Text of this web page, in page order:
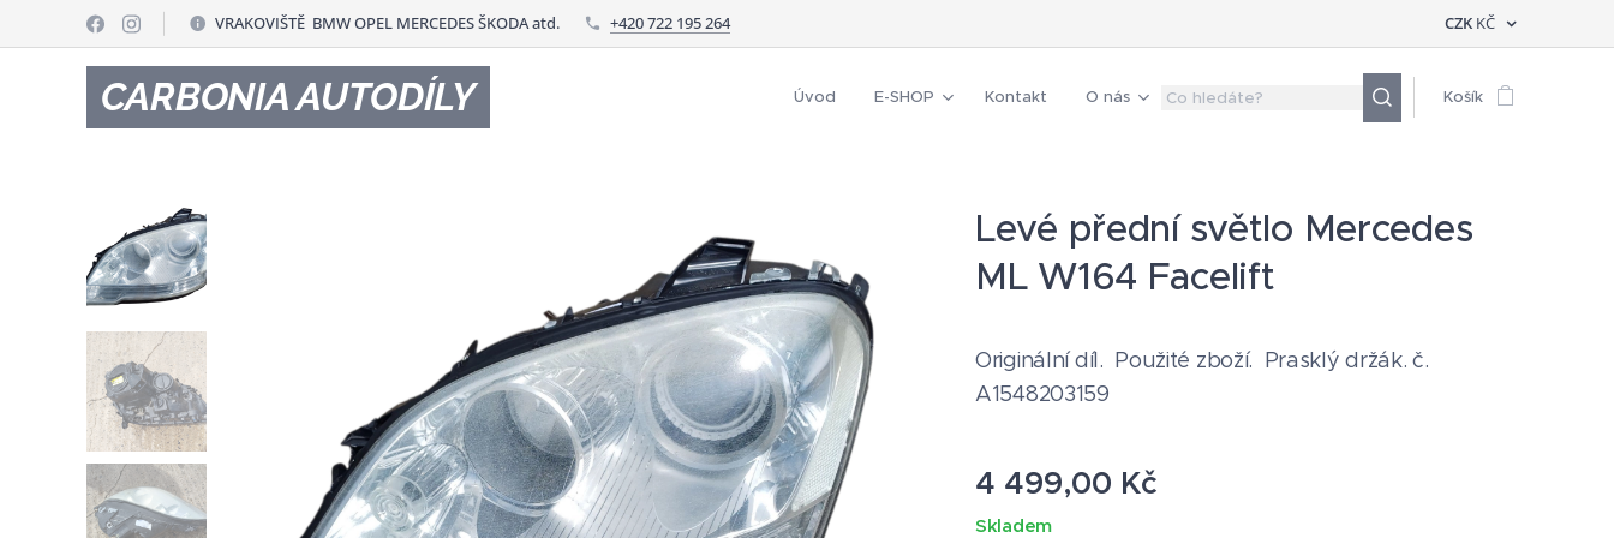
VRAKOVIŠTĚ BMW OPEL MERCEDES ŠKODA atd. +420 722 195 264 CZK KČ
CARBONIA AUTODÍLY Úvod E-SHOP Kontakt O nás Košík
Levé přední světlo Mercedes
ML W164 Facelift
Originální díl. Použité zboží. Prasklý držák. č.
A1548203159
4 499,00 Kč
Skladem